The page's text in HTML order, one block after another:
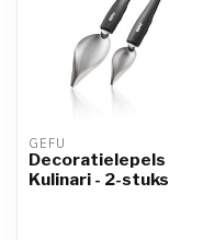
GEFU
Decoratielepels
Kulinari - 2-stuks